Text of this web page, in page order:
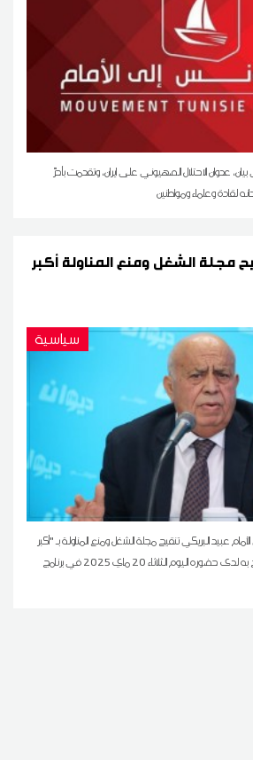
عدوان الاحتلال الصهيوني على ايران، وتقدمت بأحرّ
لقادة وعلماء ومواطنين
مجلة الشغل ومنع المناولة أكبر
سياسية
عبيد البريكي تنقيح مجلة الشغل ومنع المناولة بـ "أكبر
إنجاز ثوري" اليوم، حسب ما صرّح به لدى حضوره اليوم الثلاثاء 20 ماي 2025 في برنامج